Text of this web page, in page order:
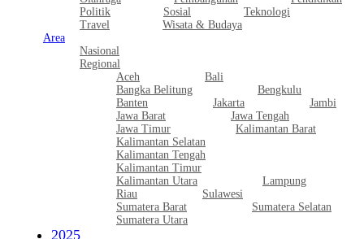
Politik
Sosial
Teknologi
Travel
Wisata & Budaya
Area
Nasional
Regional
Aceh
Bali
Bangka Belitung
Bengkulu
Banten
Jakarta
Jambi
Jawa Barat
Jawa Tengah
Jawa Timur
Kalimantan Barat
Kalimantan Selatan
Kalimantan Tengah
Kalimantan Timur
Kalimantan Utara
Lampung
Riau
Sulawesi
Sumatera Barat
Sumatera Selatan
Sumatera Utara
2025